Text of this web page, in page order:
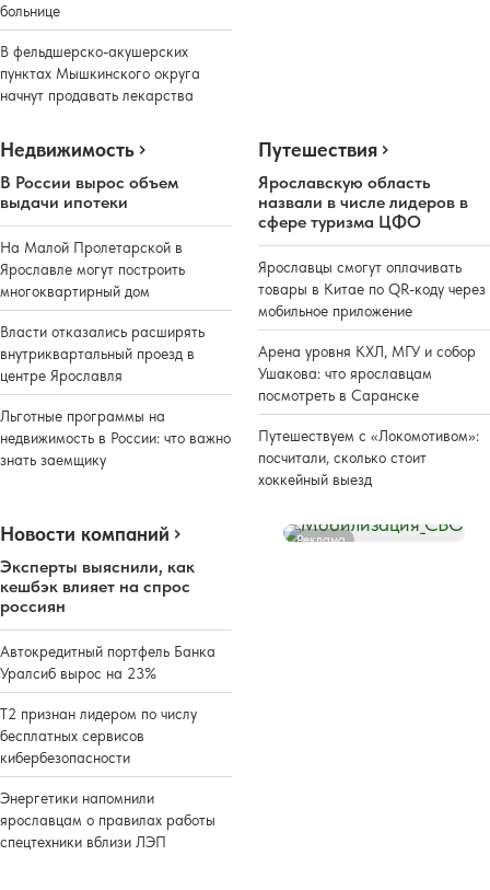
больнице
В фельдшерско-акушерских
пунктах Мышкинского округа
начнут продавать лекарства
Недвижимость
В России вырос объем
выдачи ипотеки
На Малой Пролетарской в
Ярославле могут построить
многоквартирный дом
Власти отказались расширять
внутриквартальный проезд в
центре Ярославля
Льготные программы на
недвижимость в России: что важно
знать заемщику
Путешествия
Ярославскую область
назвали в числе лидеров в
сфере туризма ЦФО
Ярославцы смогут оплачивать
товары в Китае по QR-коду через
мобильное приложение
Арена уровня КХЛ, МГУ и собор
Ушакова: что ярославцам
посмотреть в Саранске
Путешествуем с «Локомотивом»:
посчитали, сколько стоит
хоккейный выезд
Новости компаний
Эксперты выяснили, как
кешбэк влияет на спрос
россиян
Автокредитный портфель Банка
Уралсиб вырос на 23%
Т2 признан лидером по числу
бесплатных сервисов
кибербезопасности
Энергетики напомнили
ярославцам о правилах работы
спецтехники вблизи ЛЭП
Реклама